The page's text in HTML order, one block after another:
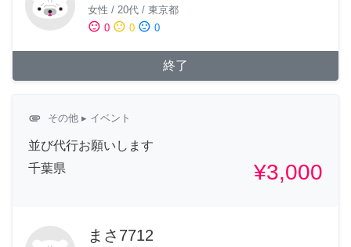
女性 / 20代 / 東京都
sentiment_satisfied 0 sentiment_neutral 0 sentiment_dissatisfied 0
終了
attachment その他 ▸ イベント
並び代行お願いします
千葉県
¥3,000
まさ7712